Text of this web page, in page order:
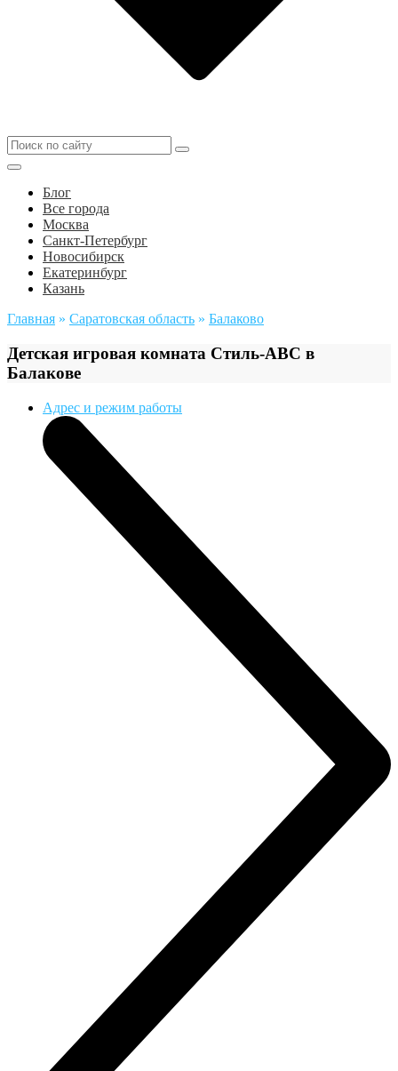
Блог
Все города
Москва
Санкт-Петербург
Новосибирск
Екатеринбург
Казань
Главная » Саратовская область » Балаково
Детская игровая комната Стиль-АВС в
Балакове
Адрес и режим работы